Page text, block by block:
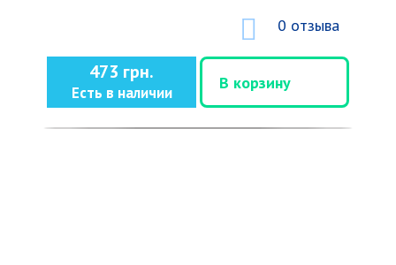
0 отзыва
473 грн.
Есть в наличии
В корзину